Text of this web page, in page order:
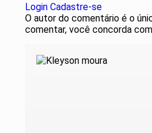
Login Cadastre-se
O autor do comentário é o
comentar, você concorda